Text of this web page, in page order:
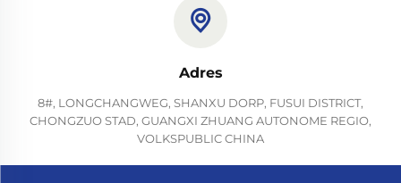
Adres
8#, LONGCHANGWEG, SHANXU DORP, FUSUI DISTRICT,
CHONGZUO STAD, GUANGXI ZHUANG AUTONOME REGIO,
VOLKSPUBLIC CHINA